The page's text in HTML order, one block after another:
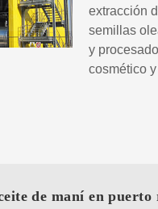
extracción
semillas
y
cosmético
de maní en puerto